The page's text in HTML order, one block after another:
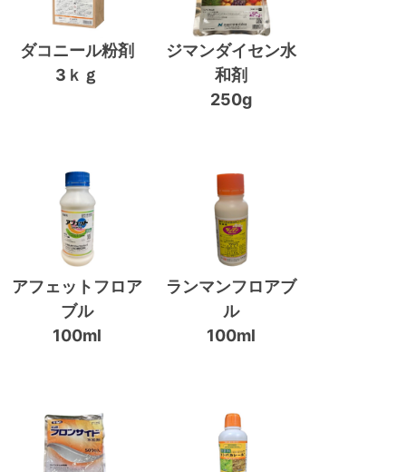
ダコニール粉剤
3ｋｇ
ジマンダイセン水
和剤
250g
アフェットフロア
ブル
100ml
ランマンフロアブ
ル
100ml